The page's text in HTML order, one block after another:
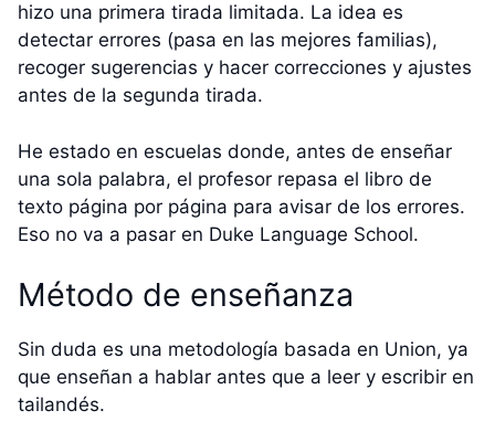
hizo una primera tirada limitada. La idea es
detectar errores (pasa en las mejores familias),
recoger sugerencias y hacer correcciones y ajustes
antes de la segunda tirada.
He estado en escuelas donde, antes de enseñar
una sola palabra, el profesor repasa el libro de
texto página por página para avisar de los errores.
Eso no va a pasar en Duke Language School.
Método de enseñanza
Sin duda es una metodología basada en Union, ya
que enseñan a hablar antes que a leer y escribir en
tailandés.